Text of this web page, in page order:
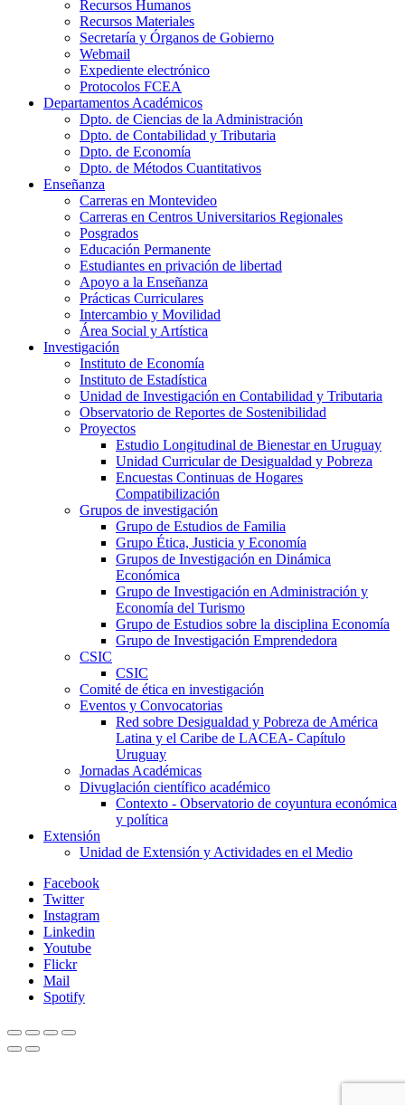
Recursos Humanos
Recursos Materiales
Secretaría y Órganos de Gobierno
Webmail
Expediente electrónico
Protocolos FCEA
Departamentos Académicos
Dpto. de Ciencias de la Administración
Dpto. de Contabilidad y Tributaria
Dpto. de Economía
Dpto. de Métodos Cuantitativos
Enseñanza
Carreras en Montevideo
Carreras en Centros Universitarios Regionales
Posgrados
Educación Permanente
Estudiantes en privación de libertad
Apoyo a la Enseñanza
Prácticas Curriculares
Intercambio y Movilidad
Área Social y Artística
Investigación
Instituto de Economía
Instituto de Estadística
Unidad de Investigación en Contabilidad y Tributaria
Observatorio de Reportes de Sostenibilidad
Proyectos
Estudio Longitudinal de Bienestar en Uruguay
Unidad Curricular de Desigualdad y Pobreza
Encuestas Continuas de Hogares
Compatibilización
Grupos de investigación
Grupo de Estudios de Familia
Grupo Ética, Justicia y Economía
Grupos de Investigación en Dinámica
Económica
Grupo de Investigación en Administración y
Economía del Turismo
Grupo de Estudios sobre la disciplina Economía
Grupo de Investigación Emprendedora
CSIC
CSIC
Comité de ética en investigación
Eventos y Convocatorias
Red sobre Desigualdad y Pobreza de América
Latina y el Caribe de LACEA- Capítulo
Uruguay
Jornadas Académicas
Divuglación científico académico
Contexto - Observatorio de coyuntura económica
y política
Extensión
Unidad de Extensión y Actividades en el Medio
Facebook
Twitter
Instagram
Linkedin
Youtube
Flickr
Mail
Spotify